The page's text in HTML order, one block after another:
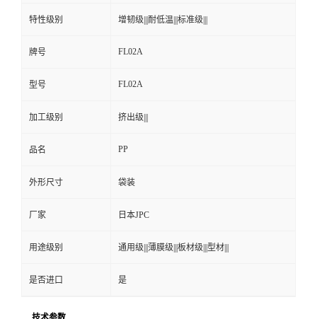
特性级别 增韧级|||耐低温|||标准级|||
牌号 FL02A
型号 FL02A
加工级别 挤出级|||
品名 PP
外形尺寸 袋装
厂家 日本JPC
用途级别 通用级|||薄膜级|||板材级|||型材|||
是否进口 是